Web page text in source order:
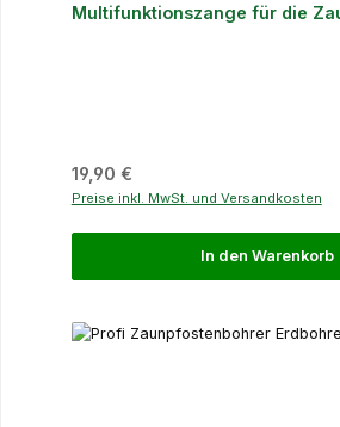
Multifunktionszange für die
Regulärer Preis:
19,90 €
Preise inkl. MwSt. und Versandkosten
In den Warenkorb